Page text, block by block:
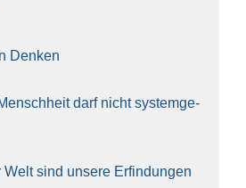
Den­ken
darf nicht sys­tem­ge­
Welt sind unse­re Erfin­dun­gen